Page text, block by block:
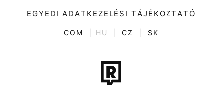
Kultúra
ENTR
Tech-Tudomány
Sport
EGYEDI ADATKEZELÉSI TÁJÉKOZTATÓ
COM HU CZ SK